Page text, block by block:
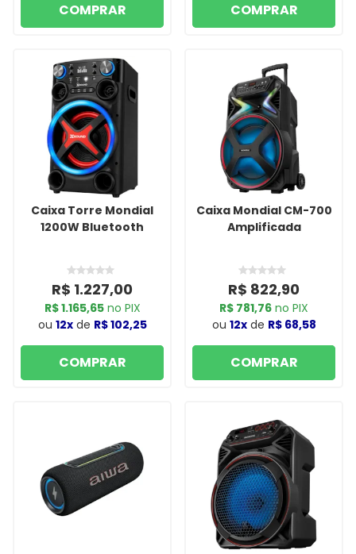
COMPRAR COMPRAR
Caixa Torre Mondial
1200W Bluetooth
R$ 1.227,00
R$ 1.165,65no PIX
ou 12xde R$ 102,25
COMPRAR
Caixa Mondial CM-700
Amplificada
R$ 822,90
R$ 781,76 no PIX
ou 12xde R$ 68,58
COMPRAR